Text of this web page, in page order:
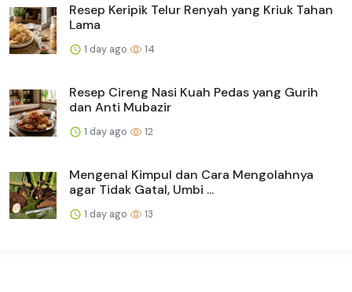
Resep Keripik Telur Renyah yang Kriuk Tahan
Lama
1 day ago 14
Resep Cireng Nasi Kuah Pedas yang Gurih
dan Anti Mubazir
1 day ago 12
Mengenal Kimpul dan Cara Mengolahnya
agar Tidak Gatal, Umbi ...
1 day ago 13